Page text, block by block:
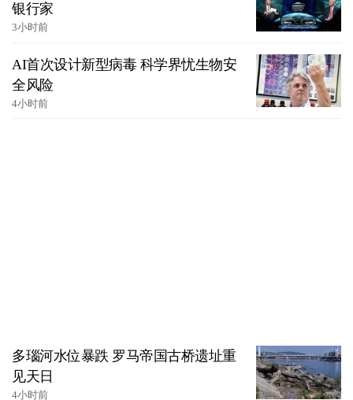
银行家
3小时前
AI首次设计新型病毒 科学界忧生物安
全风险
4小时前
多瑙河水位暴跌 罗马帝国古桥遗址重
见天日
4小时前